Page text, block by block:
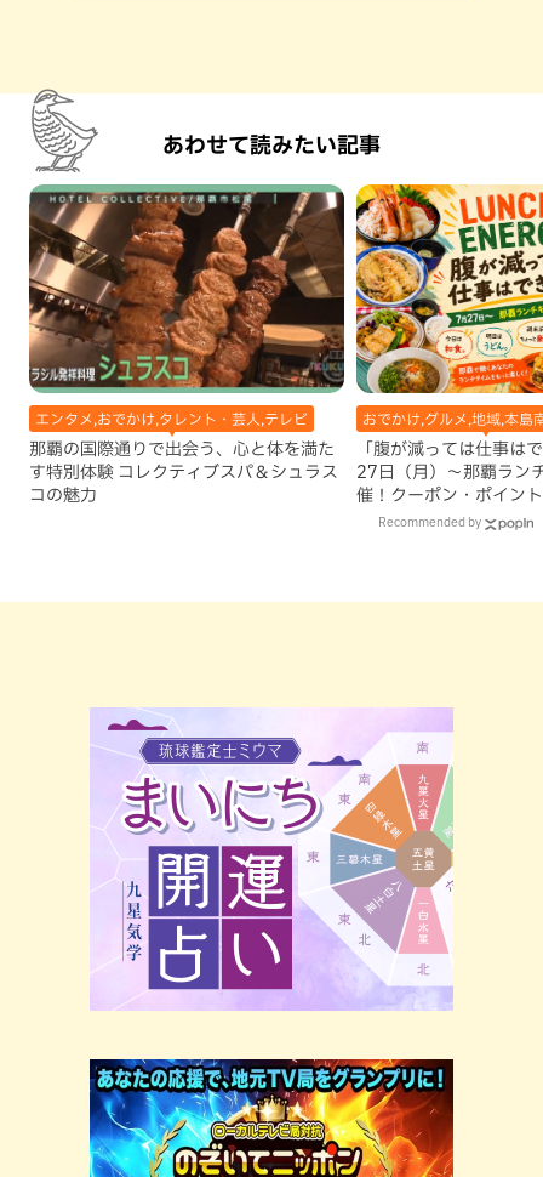
あわせて読みたい記事
エンタメ,おでかけ,タレント・芸人,テレビ
那覇の国際通りで出会う、心と体を満た
す特別体験 コレクティブスパ＆シュラス
コの魅力
おでかけ,グルメ,地域,本島
「腹が減っては仕事は
27日（月）〜那覇ラン
催！クーポン・ポイン
ズが当たる12日間
Recommended by